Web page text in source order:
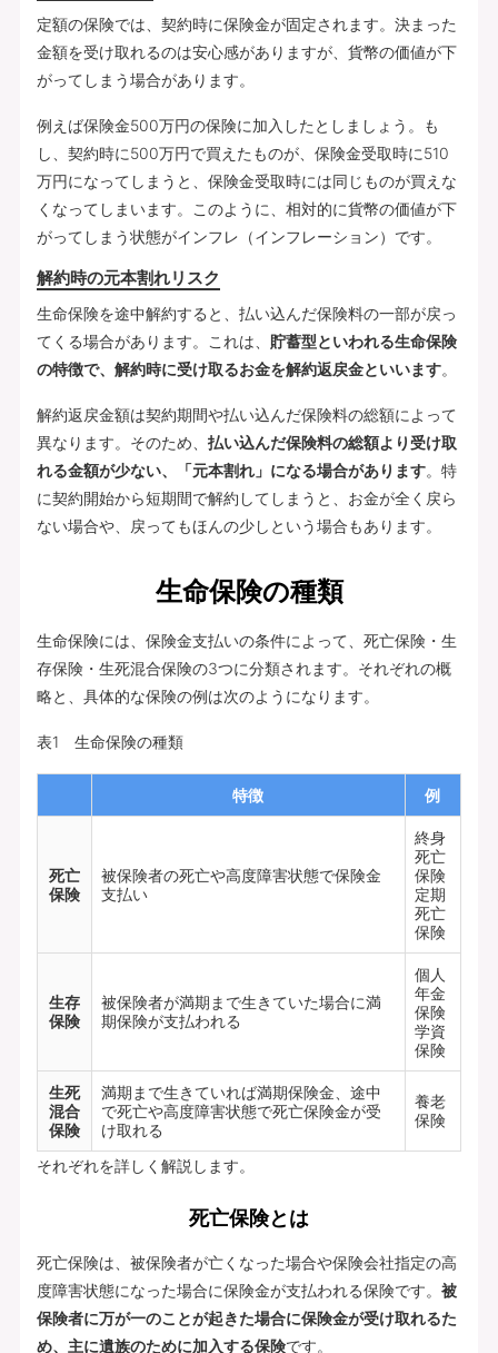
定額の保険では、契約時に保険金が固定されます。決まった
金額を受け取れるのは安心感がありますが、貨幣の価値が下
がってしまう場合があります。
例えば保険金500万円の保険に加入したとしましょう。も
し、契約時に500万円で買えたものが、保険金受取時に510
万円になってしまうと、保険金受取時には同じものが買えな
くなってしまいます。このように、相対的に貨幣の価値が下
がってしまう状態がインフレ（インフレーション）です。
解約時の元本割れリスク
生命保険を途中解約すると、払い込んだ保険料の一部が戻っ
てくる場合があります。これは、 貯蓄型といわれる生命保険
の特徴で、解約時に受け取るお金を解約返戻金といいます。
解約返戻金額は契約期間や払い込んだ保険料の総額によって
異なります。そのため、 払い込んだ保険料の総額より受け取
れる金額が少ない、「元本割れ」になる場合があります。特
に契約開始から短期間で解約してしまうと、お金が全く戻ら
ない場合や、戻ってもほんの少しという場合もあります。
生命保険の種類
生命保険には、保険金支払いの条件によって、死亡保険・生
存保険・生死混合保険の3つに分類されます。それぞれの概
略と、具体的な保険の例は次のようになります。
表1 生命保険の種類
特徴 例
死亡
保険
被保険者の死亡や高度障害状態で保険金
支払い
終身
死亡
保険
定期
死亡
保険
生存
保険
被保険者が満期まで生きていた場合に満
期保険が支払われる
個人
年金
保険
学資
保険
生死
混合
保険
満期まで生きていれば満期保険金、途中
で死亡や高度障害状態で死亡保険金が受
け取れる
養老
保険
それぞれを詳しく解説します。
死亡保険とは
死亡保険は、被保険者が亡くなった場合や保険会社指定の高
度障害状態になった場合に保険金が支払われる保険です。 被
保険者に万が一のことが起きた場合に保険金が受け取れるた
め、主に遺族のために加入する保険です。